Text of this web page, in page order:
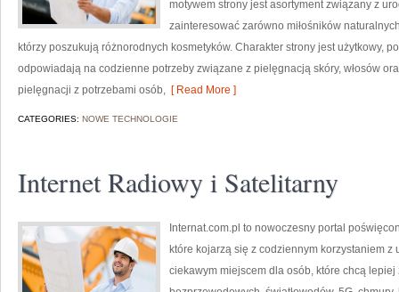
motywem strony jest asortyment związany z
zainteresować zarówno miłośników
którzy poszukują różnorodnych kosmetyków. Charakter strony jest użytkowy,
odpowiadają na codzienne potrzeby związane z pielęgnacją skóry, włosów
pielęgnacji z potrzebami osób, [ Read More ]
CATEGORIES: NOWE TECHNOLOGIE
Internet Radiowy i Satelitarny
Internat.com.pl to nowoczesny portal
które kojarzą się z codziennym korzystaniem
ciekawym miejscem dla osób, które chcą